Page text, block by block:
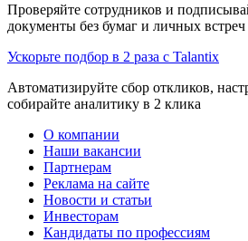
Проверяйте сотрудников и
документы без бумаг и личных встреч
Ускорьте подбор в 2 раза с Talantix
Автоматизируйте сбор откликов,
собирайте аналитику в 2 клика
О компании
Наши вакансии
Партнерам
Реклама на сайте
Новости и статьи
Инвесторам
Кандидаты по профессиям